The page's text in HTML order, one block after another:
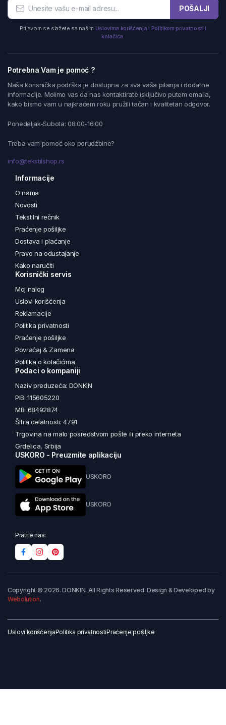
POŠALJI
Prijavom se slažete sa našim Uslovima korišćenja i Politikom privatnosti i
kolačića.
Potrebna Vam je pomoć ?
Naša korisnička podrška je dostupna za sva vaša pitanja i dodatne
informacije. Molimo vas da nas kontaktirate isključivo putem emaila,
kako bismo vam u najkraćem roku pružili tačan i kvalitetan odgovor.
Ponedeljak-Subota: 08:00-16:00
Treba vam pomoć oko porudžbine?
info@tekstilshop.rs
Informacije
O nama
Novosti
Tekstilni rečnik
Praćenje pošiljke
Dostava i plaćanje
Pravo na odustajanje
Kako naručiti
Korisnički servis
Moj nalog
Uslovi korišćenja
Reklamacije
Politika privatnosti
Praćenje pošiljke
Povraćaj & Zamena
Politika o kolačićima
Podaci o kompaniji
Naziv preduzeća: DONKIN
PIB: 115605220
MB: 68492874
Šifra delatnosti: 4791
Trgovina na malo posredstvom pošte ili preko interneta
Grdelica, Srbija
USKORO - Preuzmite aplikaciju
USKORO
USKORO
Pratite nas:
Copyright © 2026. DONKIN. All Rights Reserved. Design & Developed by
Webolution.
Uslovi korišćenjaPolitika privatnostiPraćenje pošiljke